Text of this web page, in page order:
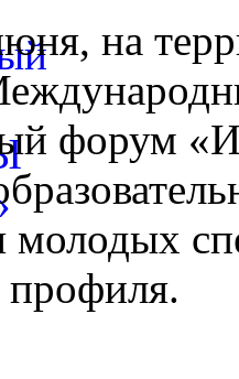
на
форум
молодых
профиля.